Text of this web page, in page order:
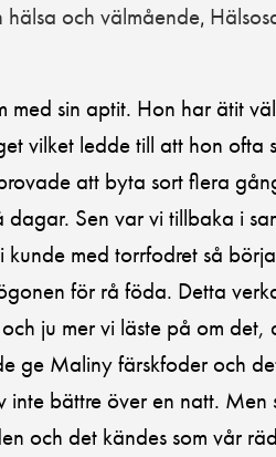
hälsa och välmående,
med sin aptit. Hon har ätit
vilket ledde till att hon ofta
att byta sort flera
Sen var vi tillbaka i
med torrfodret så
för rå föda. Detta
ju mer vi läste på om det,
ge Maliny färskfoder och
bättre över en natt. Men
och det kändes som vår